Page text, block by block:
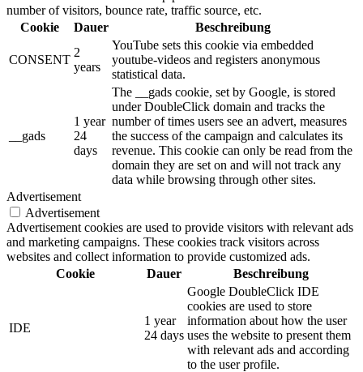
number of visitors, bounce rate, traffic source, etc.
Cookie
Dauer Beschreibung
CONSENT
2
years
YouTube sets this cookie via embedded
youtube-videos and registers anonymous
statistical data.
__gads
1 year
24
days
The __gads cookie, set by Google, is stored
under DoubleClick domain and tracks the
number of times users see an advert, measures
the success of the campaign and calculates its
revenue. This cookie can only be read from the
domain they are set on and will not track any
data while browsing through other sites.
Advertisement
Advertisement
Advertisement cookies are used to provide visitors with relevant ads
and marketing campaigns. These cookies track visitors across
websites and collect information to provide customized ads.
Cookie
Dauer Beschreibung
IDE
1 year
24 days
Google DoubleClick IDE
cookies are used to store
information about how the user
uses the website to present them
with relevant ads and according
to the user profile.